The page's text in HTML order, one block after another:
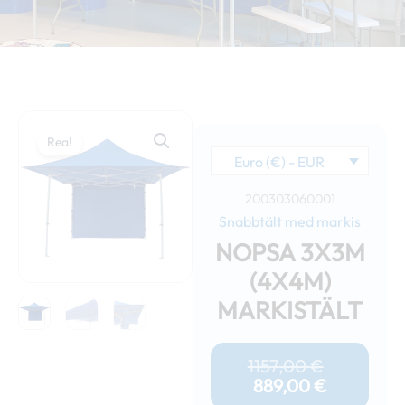
Rea!
Euro (€) - EUR
200303060001
Snabbtält med markis
NOPSA 3X3M
(4X4M)
MARKISTÄLT
1157,00€
889,00 €Är: